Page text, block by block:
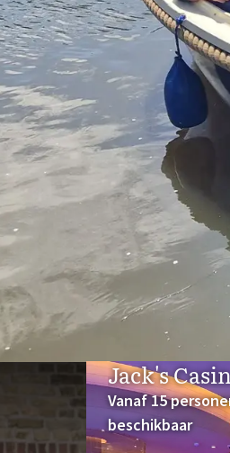
Jack's
Vanaf 15
beschikbaar